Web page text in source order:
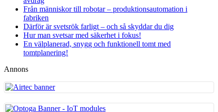
Från människor till robotar – produktionsautomation i
fabriken
Därför är svetsrök farligt – och så skyddar du dig
Hur man svetsar med säkerhet i fokus!
En välplanerad, snygg och funktionell tomt med
tomtplanering!
Annons